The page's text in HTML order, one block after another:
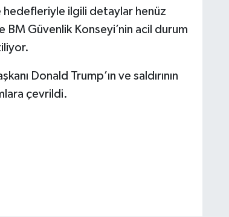
hedefleriyle ilgili detaylar henüz
BM Güvenlik Konseyi’nin acil durum
Donald Trump’ın ve saldırının
çevrildi.